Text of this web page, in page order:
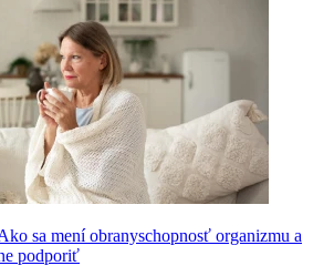
sa mení obranyschopnosť organizmu a
podporiť